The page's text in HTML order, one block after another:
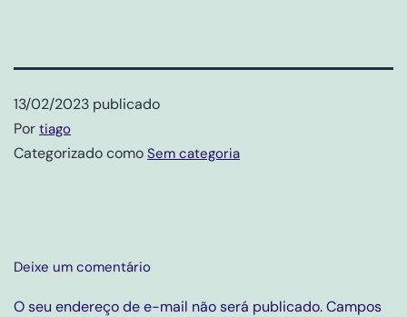
13/02/2023 publicado
Por tiago
Categorizado como Sem categoria
Deixe um comentário
O seu endereço de e-mail não será publicado.Campos